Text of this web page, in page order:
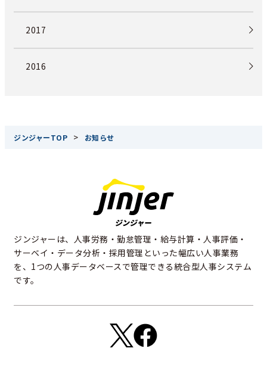
2017
2016
ジンジャーTOP > お知らせ
ジンジャーは、人事労務・勤怠管理・給与計算・人事評価・
サーベイ・データ分析・採用管理といった幅広い人事業務
を、1つの人事データベースで管理できる統合型人事システム
です。